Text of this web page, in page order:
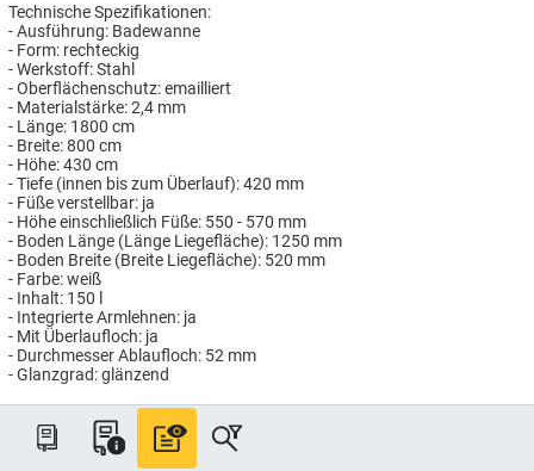
Technische Spezifikationen:
- Ausführung: Badewanne
- Form: rechteckig
- Werkstoff: Stahl
- Oberflächenschutz: emailliert
- Materialstärke: 2,4 mm
- Länge: 1800 cm
- Breite: 800 cm
- Höhe: 430 cm
- Tiefe (innen bis zum Überlauf): 420 mm
- Füße verstellbar: ja
- Höhe einschließlich Füße: 550 - 570 mm
- Boden Länge (Länge Liegefläche): 1250 mm
- Boden Breite (Breite Liegefläche): 520 mm
- Farbe: weiß
- Inhalt: 150 l
- Integrierte Armlehnen: ja
- Mit Überlaufloch: ja
- Durchmesser Ablaufloch: 52 mm
- Glanzgrad: glänzend
Artikelnummer: AB225/80